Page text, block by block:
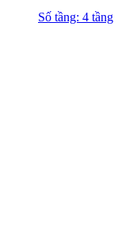
Số tầng: 4 tầng